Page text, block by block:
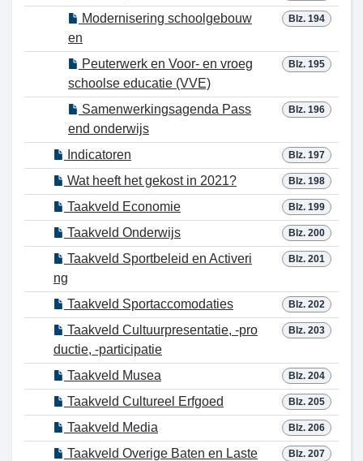
Blz. 194
Modernisering schoolgebouw
en
Blz. 195
Peuterwerk en Voor- en vroeg
schoolse educatie (VVE)
Blz. 196
Samenwerkingsagenda Pass
end onderwijs
Blz. 197
Indicatoren
Blz. 198
Wat heeft het gekost in 2021?
Blz. 199
Taakveld Economie
Blz. 200
Taakveld Onderwijs
Blz. 201
Taakveld Sportbeleid en Activeri
ng
Blz. 202
Taakveld Sportaccomodaties
Blz. 203
Taakveld Cultuurpresentatie, -pro
ductie, -participatie
Blz. 204
Taakveld Musea
Blz. 205
Taakveld Cultureel Erfgoed
Blz. 206
Taakveld Media
Blz. 207
Taakveld Overige Baten en Laste